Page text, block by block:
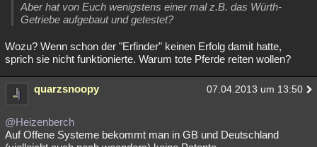
Besucht Teilgenommen Alle Neue Geschlossen
Lesenswert Schlüsselwörter
Aber hat von Euch wenigstens einer mal z.B. das Würth-
Getriebe aufgebaut und getestet?
Wozu? Wenn schon der "Erfinder" keinen Erfolg damit hatte,
sprich sie nicht funktionierte. Warum tote Pferde reiten wollen?
quarzsnoopy 07.04.2013 um 13:50
@Heizenberch
Auf Offene Systeme bekommt man in GB und Deutschland